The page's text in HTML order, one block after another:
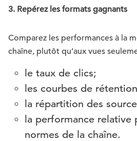
3. Repérez les formats gagnants
Comparez les performances à la
chaîne, plutôt qu’aux vues
le taux de clics;
les courbes de
la répartition des
la performance relative
normes de la chaîne.